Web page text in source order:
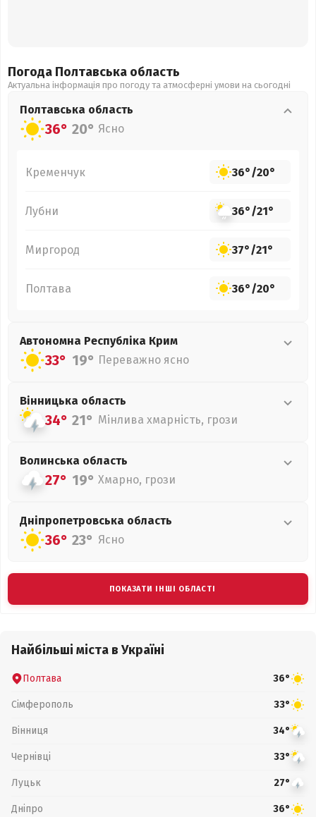
Погода Полтавська область
Актуальна інформація про погоду та атмосферні умови на сьогодні
Полтавська область
36° 20° Ясно
Кременчук 36°/20°
Лубни 36°/21°
Миргород 37°/21°
Полтава 36°/20°
Автономна Республіка Крим
33° 19° Переважно ясно
Вінницька область
34° 21° Мінлива хмарність, грози
Волинська область
27° 19° Хмарно, грози
Дніпропетровська область
36° 23° Ясно
ПОКАЗАТИ ІНШІ ОБЛАСТІ
Найбільші міста в Україні
Полтава 36°
Сімферополь 33°
Вінниця 34°
Чернівці 33°
Луцьк 27°
Дніпро 36°